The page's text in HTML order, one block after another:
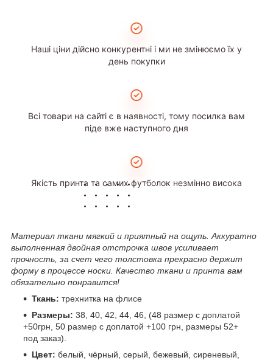
Наші ціни дійсно конкурентні і ми не змінюємо їх у
день покупки
Всі товари на сайті є в наявності, тому посилка вам
піде вже наступного дня
Якість принта та самих футболок незмінно висока
Материал ткани мягкий и приятный на ощупь. Аккуратно
выполненная двойная отстрочка швов усиливает
прочность, за счет чего толстовка прекрасно держит
форму в процессе носки. Качество ткани и принта вам
обязательно понравится!
Ткань: трехнитка на флисе
Размеры: 38, 40, 42, 44, 46, (48 размер с доплатой
+50грн, 50 размер с доплатой +100 грн, размеры 52+
под заказ).
Цвет: белый, чёрный, серый, бежевый, сиреневый,